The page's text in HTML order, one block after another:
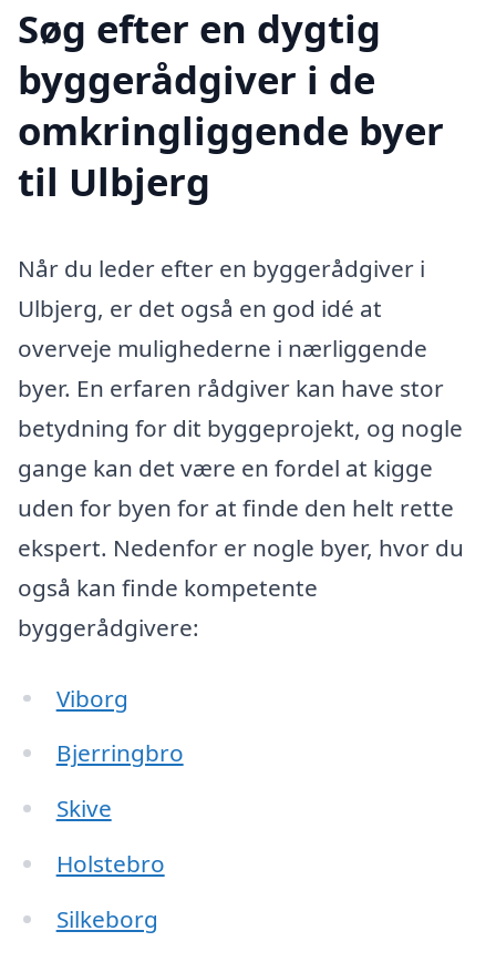
Søg efter en dygtig
byggerådgiver i de
omkringliggende byer
til Ulbjerg
Når du leder efter en byggerådgiver i
Ulbjerg, er det også en god idé at
overveje mulighederne i nærliggende
byer. En erfaren rådgiver kan have stor
betydning for dit byggeprojekt, og nogle
gange kan det være en fordel at kigge
uden for byen for at finde den helt rette
ekspert. Nedenfor er nogle byer, hvor du
også kan finde kompetente
byggerådgivere:
Viborg
Bjerringbro
Skive
Holstebro
Silkeborg